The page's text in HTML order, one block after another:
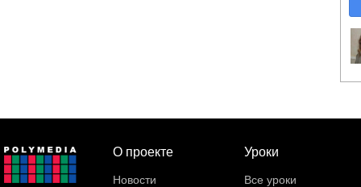
О проекте
Новости
Уроки
Все уроки